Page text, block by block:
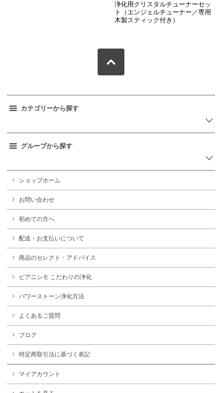
浄化用クリスタルチューナーセッ
ト（エンジェルチューナー／専用
木製スティック付き）
カテゴリーから探す
グループから探す
ショップホーム
お問い合わせ
初めての方へ
配送・お支払いについて
商品のセレクト・アドバイス
ピアニシモ こだわりの浄化
パワーストーン浄化方法
よくあるご質問
ブログ
特定商取引法に基づく表記
マイアカウント